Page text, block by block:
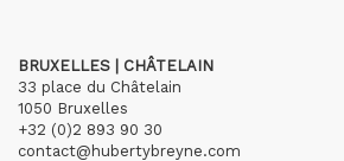
BRUXELLES | CHÂTELAIN
33 place du Châtelain
1050 Bruxelles
+32 (0)2 893 90 30
contact@hubertybreyne.com